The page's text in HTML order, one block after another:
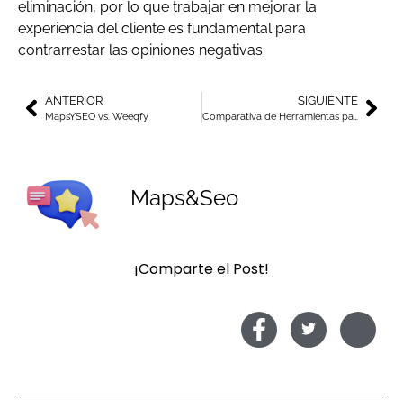
eliminación, por lo que trabajar en mejorar la
experiencia del cliente es fundamental para
contrarrestar las opiniones negativas.
ANTERIOR
MapsYSEO vs. Weeqfy
SIGUIENTE
Comparativa de Herramientas para Comprar Reseñas de Google: MapsYSEO vs. TheBusiness.Reviews
Maps&Seo
¡Comparte el Post!